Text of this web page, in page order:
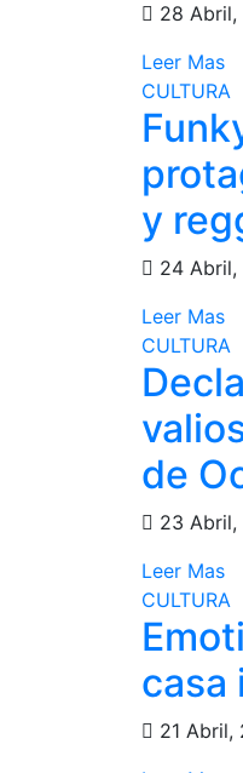
28 Abril,
Leer Mas
CULTURA
y
24 Abril,
Leer Mas
CULTURA
de
23 Abril,
Leer Mas
CULTURA
casa
21 Abril,